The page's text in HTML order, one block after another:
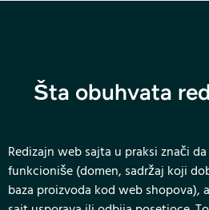
Šta obuhvata
Redizajn web sajta u praksi znači
funkcioniše (domen, sadržaj koji
baza proizvoda kod web shopova),